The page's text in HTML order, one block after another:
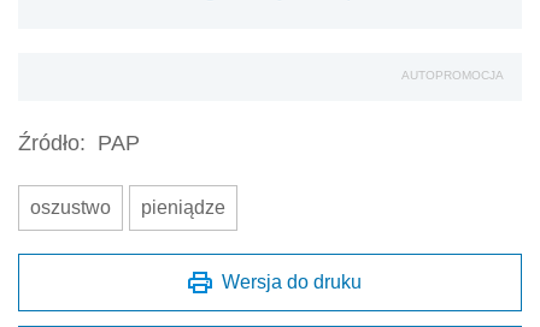
AUTOPROMOCJA
Źródło: PAP
oszustwo pieniądze
Wersja do druku